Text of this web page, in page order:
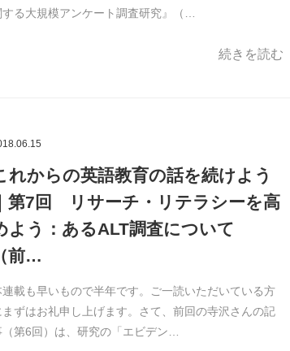
する大規模アンケート調査研究』（…
続きを読む
れからの英語教育の話を続けよう
｜第7回 リサーチ・リテラシーを高
よう：あるALT調査について
（前…
連載も早いもので半年です。ご一読いただいている方
まずはお礼申し上げます。さて、前回の寺沢さんの記
（第6回）は、研究の「エビデン…